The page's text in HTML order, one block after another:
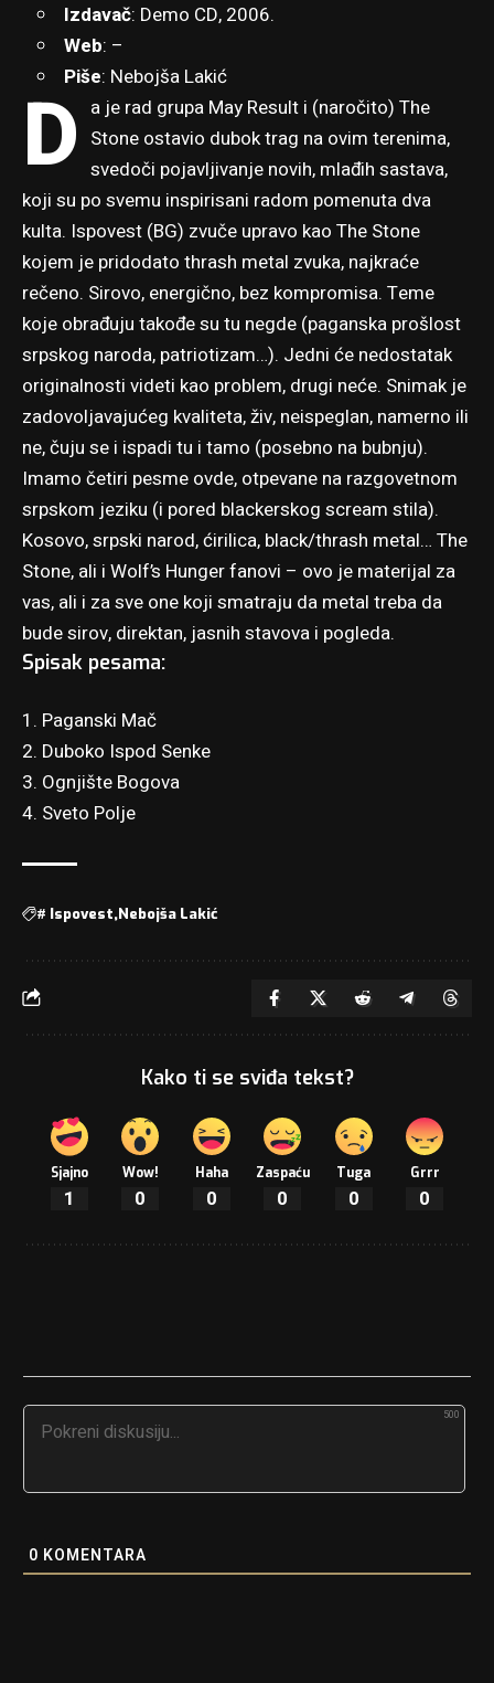
Izdavač: Demo CD, 2006.
Web: –
Piše: Nebojša Lakić
D a je rad grupa May Result i (naročito) The
Stone ostavio dubok trag na ovim terenima,
svedoči pojavljivanje novih, mlađih sastava,
koji su po svemu inspirisani radom pomenuta dva
kulta. Ispovest (BG) zvuče upravo kao The Stone
kojem je pridodato thrash metal zvuka, najkraće
rečeno. Sirovo, energično, bez kompromisa. Teme
koje obrađuju takođe su tu negde (paganska prošlost
srpskog naroda, patriotizam…). Jedni će nedostatak
originalnosti videti kao problem, drugi neće. Snimak je
zadovoljavajućeg kvaliteta, živ, neispeglan, namerno ili
ne, čuju se i ispadi tu i tamo (posebno na bubnju).
Imamo četiri pesme ovde, otpevane na razgovetnom
srpskom jeziku (i pored blackerskog scream stila).
Kosovo, srpski narod, ćirilica, black/thrash metal… The
Stone, ali i Wolf’s Hunger fanovi – ovo je materijal za
vas, ali i za sve one koji smatraju da metal treba da
bude sirov, direktan, jasnih stavova i pogleda.
Spisak pesama:
1. Paganski Mač
2. Duboko Ispod Senke
3. Ognjište Bogova
4. Sveto Polje
# Ispovest Nebojša Lakić
Kako ti se sviđa tekst?
Sjajno
1
Wow!
0
Haha
0
Zaspaću
0
Tuga
0
Grrr
0
500
0 KOMENTARA